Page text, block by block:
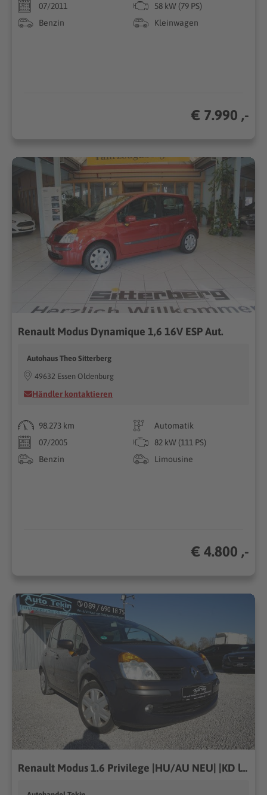
07/2011
58 kW (79 PS)
Benzin
Kleinwagen
€ 7.990 ,-
Renault Modus Dynamique 1,6 16V ESP Aut.
Autohaus Theo Sitterberg
49632 Essen Oldenburg
Händler kontaktieren
98.273 km
Automatik
07/2005
82 kW (111 PS)
Benzin
Limousine
€ 4.800 ,-
Renault Modus 1.6 Privilege |HU/AU NEU| |KD lückenlos|